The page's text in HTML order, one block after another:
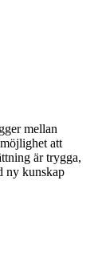
mellan
att
är trygga,
ny kunskap